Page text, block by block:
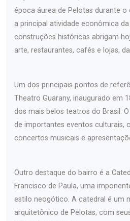
época áurea de Pelotas durante
a principal atividade econômica da
construções históricas abrigam
arte, restaurantes, cafés e lojas,
Um dos principais pontos de
Theatro Guarany, inaugurado em
dos mais belos teatros do Brasil.
de importantes eventos culturais,
concertos musicais e
Outro destaque do bairro é a
Francisco de Paula, uma
estilo neogótico. A catedral é um
arquitetônico de Pelotas, com